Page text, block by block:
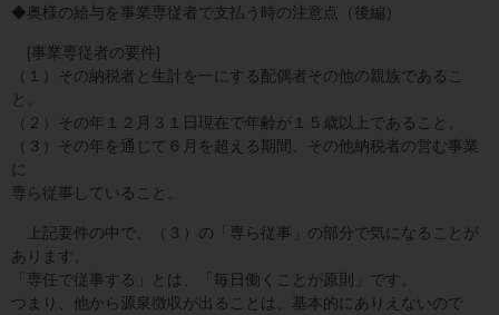
◆奥様の給与を事業専従者で支払う時の注意点（後編）
[事業専従者の要件]
（１）その納税者と生計を一にする配偶者その他の親族であるこ
と。
（２）その年１２月３１日現在で年齢が１５歳以上であること。
（３）その年を通じて６月を超える期間、その他納税者の営む事業
に
専ら従事していること。
上記要件の中で、（３）の「専ら従事」の部分で気になることが
あります。
「専任で従事する」とは、「毎日働くことが原則」です。
つまり、他から源泉徴収が出ることは、基本的にありえないので